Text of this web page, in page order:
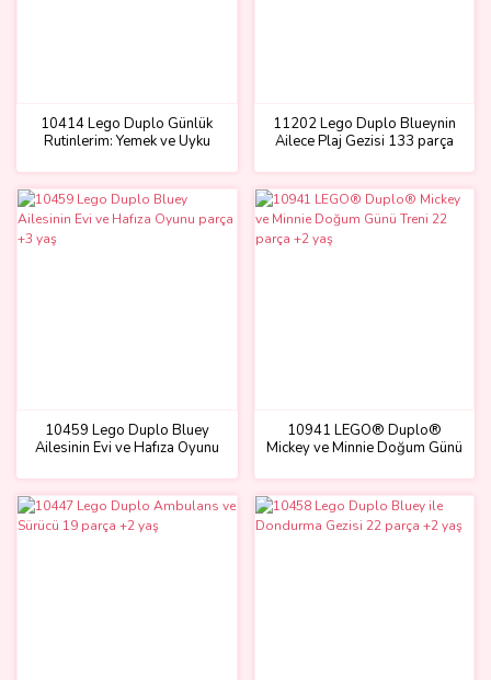
10414 Lego Duplo Günlük
Rutinlerim: Yemek ve Uyku
11202 Lego Duplo Blueynin
Ailece Plaj Gezisi 133 parça
10459 Lego Duplo Bluey
Ailesinin Evi ve Hafıza Oyunu
10941 LEGO® Duplo®
Mickey ve Minnie Doğum Günü